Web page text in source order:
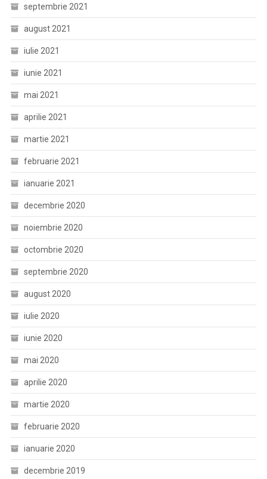
septembrie 2021
august 2021
iulie 2021
iunie 2021
mai 2021
aprilie 2021
martie 2021
februarie 2021
ianuarie 2021
decembrie 2020
noiembrie 2020
octombrie 2020
septembrie 2020
august 2020
iulie 2020
iunie 2020
mai 2020
aprilie 2020
martie 2020
februarie 2020
ianuarie 2020
decembrie 2019